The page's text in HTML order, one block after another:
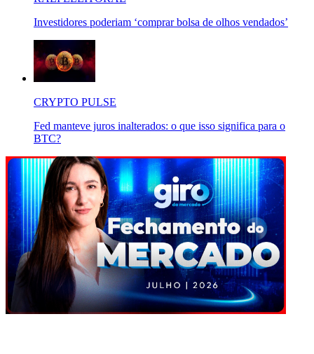
Investidores poderiam ‘comprar bolsa de olhos vendados’
CRYPTO PULSE
Fed manteve juros inalterados: o que isso significa para o
BTC?